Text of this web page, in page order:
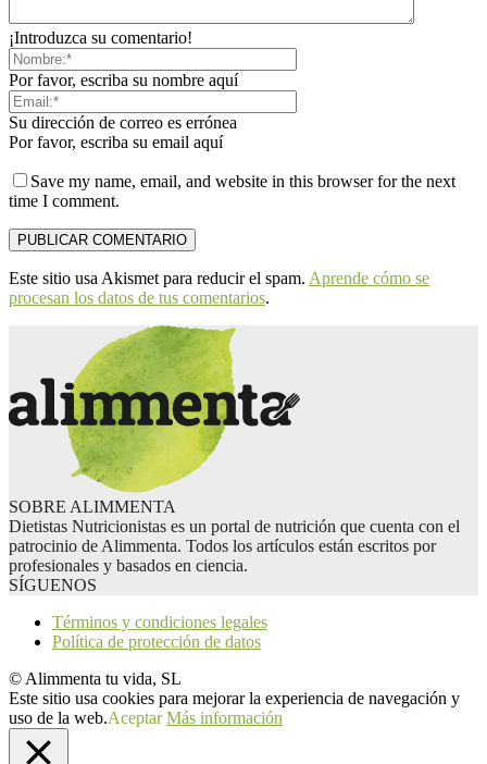
¡Introduzca su comentario!
Por favor, escriba su nombre aquí
Su dirección de correo es errónea
Por favor, escriba su email aquí
Save my name, email, and website in this browser for the next
time I comment.
Este sitio usa Akismet para reducir el spam. Aprende cómo se
procesan los datos de tus comentarios.
SOBRE ALIMMENTA
Dietistas Nutricionistas es un portal de nutrición que cuenta con el
patrocinio de Alimmenta. Todos los artículos están escritos por
profesionales y basados en ciencia.
SÍGUENOS
Términos y condiciones legales
Política de protección de datos
© Alimmenta tu vida, SL
Este sitio usa cookies para mejorar la experiencia de navegación y
uso de la web.Aceptar Más información